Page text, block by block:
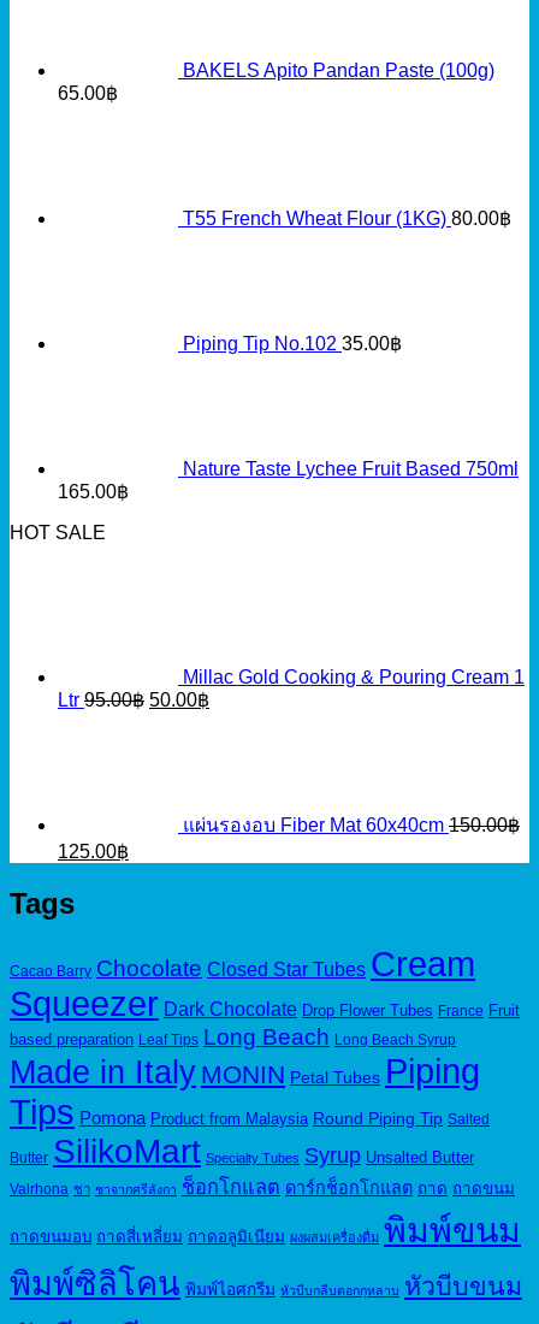
BAKELS Apito Pandan Paste (100g)
65.00฿
T55 French Wheat Flour (1KG) 80.00฿
Piping Tip No.102 35.00฿
Nature Taste Lychee Fruit Based 750ml
165.00฿
HOT SALE
Millac Gold Cooking & Pouring Cream 1
Ltr 95.00฿ Original
50.00฿
แผ่นรองอบ Fiber Mat 60x40cm 150.00฿
Original
150.00฿.
125.00฿
Tags
Cacao Barry Chocolate Closed Star Tubes Cream
Squeezer Dark Chocolate Drop Flower Tubes France Fruit
based preparation Leaf Tips Long Beach Long Beach Syrup
Made in Italy MONIN Petal Tubes Piping
Tips Pomona Product from Malaysia Round Piping Tip Salted
Butter SilikoMart Specialty Tubes Syrup Unsalted Butter
Valrhona ชา ชาจากศรีลังกา ช็อกโกแลต ดาร์กช็อกโกแลต ถาด ถาดขนม
ถาดขนมอบ ถาดสี่เหลี่ยม ถาดอลูมิเนียม ผงผสมเครื่องดื่ม พิมพ์ขนม
พิมพ์ซิลิโคน พิมพ์ไอศกรีม หัวบีบกลีบดอกกุหลาบ หัวบีบขนม